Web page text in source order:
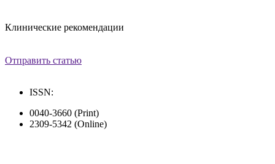
Клинические рекомендации
Отправить статью
ISSN:
0040-3660 (Print)
2309-5342 (Online)